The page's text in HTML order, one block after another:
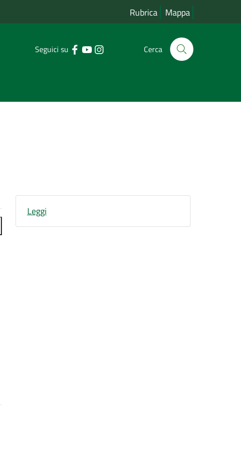
Rubrica Mappa
Seguici su Cerca
Leggi